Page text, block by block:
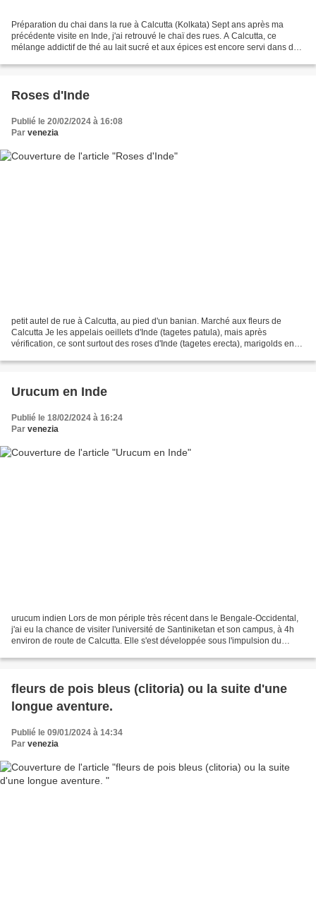
Préparation du chai dans la rue à Calcutta (Kolkata) Sept ans après ma
précédente visite en Inde, j'ai retrouvé le chaï des rues. A Calcutta, ce
mélange addictif de thé au lait sucré et aux épices est encore servi dans des
Roses d'Inde
Publié le 20/02/2024 à 16:08
Par venezia
petit autel de rue à Calcutta, au pied d'un banian. Marché aux fleurs de
Calcutta Je les appelais oeillets d'Inde (tagetes patula), mais après
vérification, ce sont surtout des roses d'Inde (tagetes erecta), marigolds en
Urucum en Inde
Publié le 18/02/2024 à 16:24
Par venezia
urucum indien Lors de mon périple très récent dans le Bengale-Occidental,
j'ai eu la chance de visiter l'université de Santiniketan et son campus, à 4h
environ de route de Calcutta. Elle s'est développée sous l'impulsion du
fleurs de pois bleus (clitoria) ou la suite d'une
longue aventure.
Publié le 09/01/2024 à 14:34
Par venezia